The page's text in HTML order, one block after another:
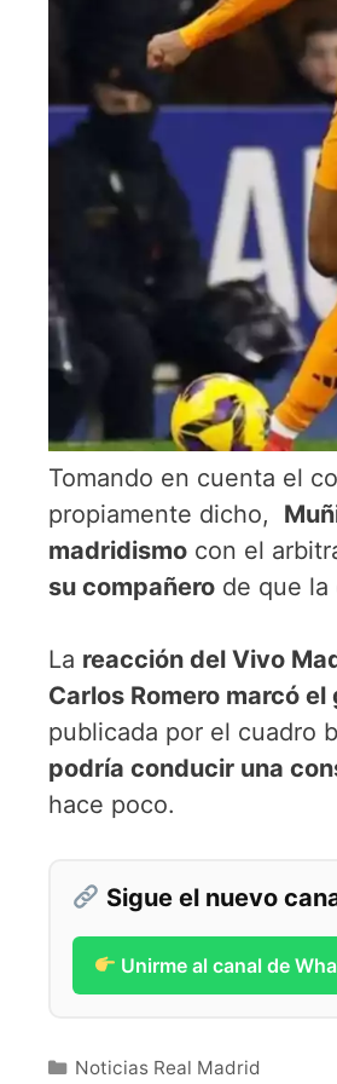
Tomando en cuenta el
propiamente dicho,
madridismo con el
su compañero de que la
La reacción del Vivo
Carlos Romero marcó el
publicada por el cuadro
podría conducir una
hace poco.
Sigue el nuevo
Unirme al canal de
Categorías
Noticias Real Madrid